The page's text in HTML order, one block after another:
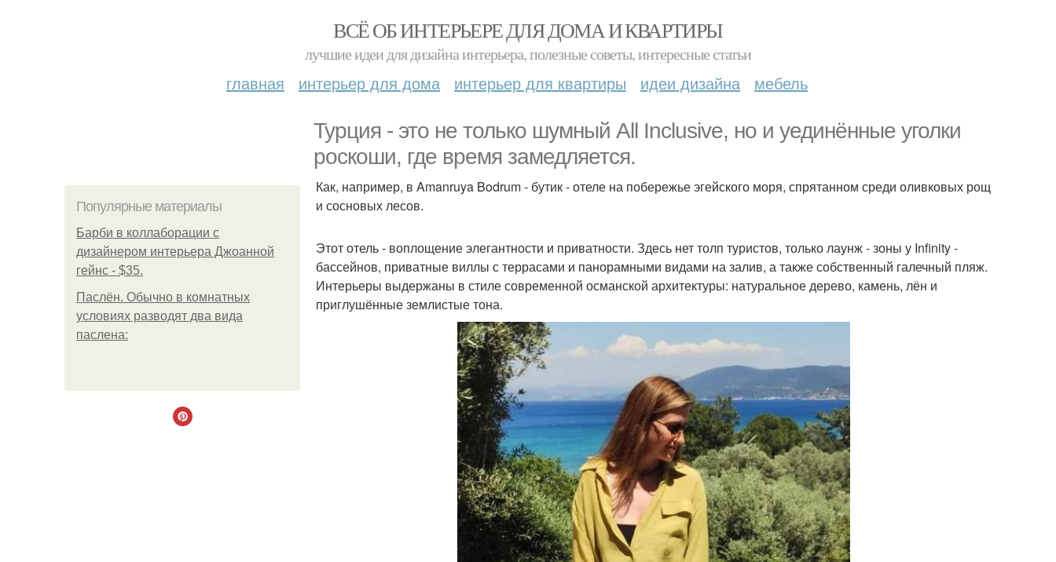
ВСЁ ОБ ИНТЕРЬЕРЕ ДЛЯ ДОМА И КВАРТИРЫ
лучшие идеи для дизайна интерьера, полезные советы, интересные статьи
главная интерьер для дома интерьер для квартиры идеи дизайна мебель
Турция - это не только шумный All Inclusive, но и уединённые уголки
роскоши, где время замедляется.
Популярные материалы
Барби в коллаборации с
дизайнером интерьера Джоанной
гейнс - $35.
Паслён. Обычно в комнатных
условиях разводят два вида
паслена:
Как, например, в Amanruya Bodrum - бутик - отеле на побережье эгейского моря, спрятанном среди оливковых рощ
и сосновых лесов.
Этот отель - воплощение элегантности и приватности. Здесь нет толп туристов, только лаунж - зоны у Infinity -
бассейнов, приватные виллы с террасами и панорамными видами на залив, а также собственный галечный пляж.
Интерьеры выдержаны в стиле современной османской архитектуры: натуральное дерево, камень, лён и
приглушённые землистые тона.